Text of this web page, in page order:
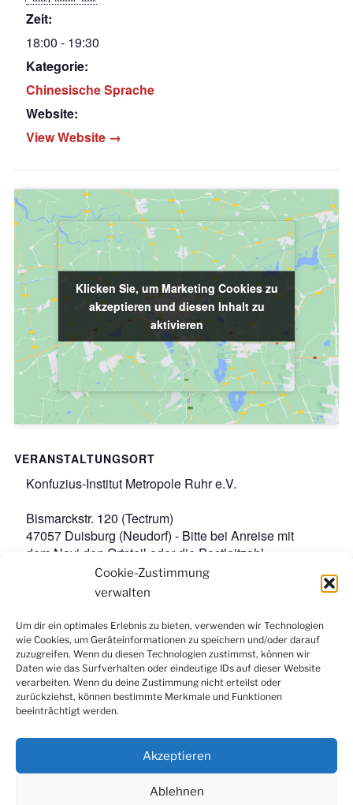
Cookie-Zustimmung
verwalten
Um dir ein optimales Erlebnis zu bieten, verwenden wir Technologien
wie Cookies, um Geräteinformationen zu speichern und/oder darauf
zuzugreifen. Wenn du diesen Technologien zustimmst, können wir
Daten wie das Surfverhalten oder eindeutige IDs auf dieser Website
verarbeiten. Wenn du deine Zustimmung nicht erteilst oder
zurückziehst, können bestimmte Merkmale und Funktionen
beeinträchtigt werden.
Akzeptieren
Ablehnen
Zeit:
18:00 - 19:30
Kategorie:
Chinesische Sprache
Website:
View Website →
VERANSTALTUNGSORT
Konfuzius-Institut Metropole Ruhr e.V.
Bismarckstr. 120 (Tectrum)
47057 Duisburg (Neudorf) - Bitte bei Anreise mit
dem Navi den Ortsteil oder die Postleitzahl
Google-Karte anzeigen
Veranstaltungsort-Website anzeigen
Klicken Sie, um Marketing Cookies zu
akzeptieren und diesen Inhalt zu
aktivieren
Klicken Sie, um Marketing Cookies zu
akzeptieren und diesen Inhalt zu
aktivieren
Facebook Instagram LinkedIn
YouTube
Newsletter